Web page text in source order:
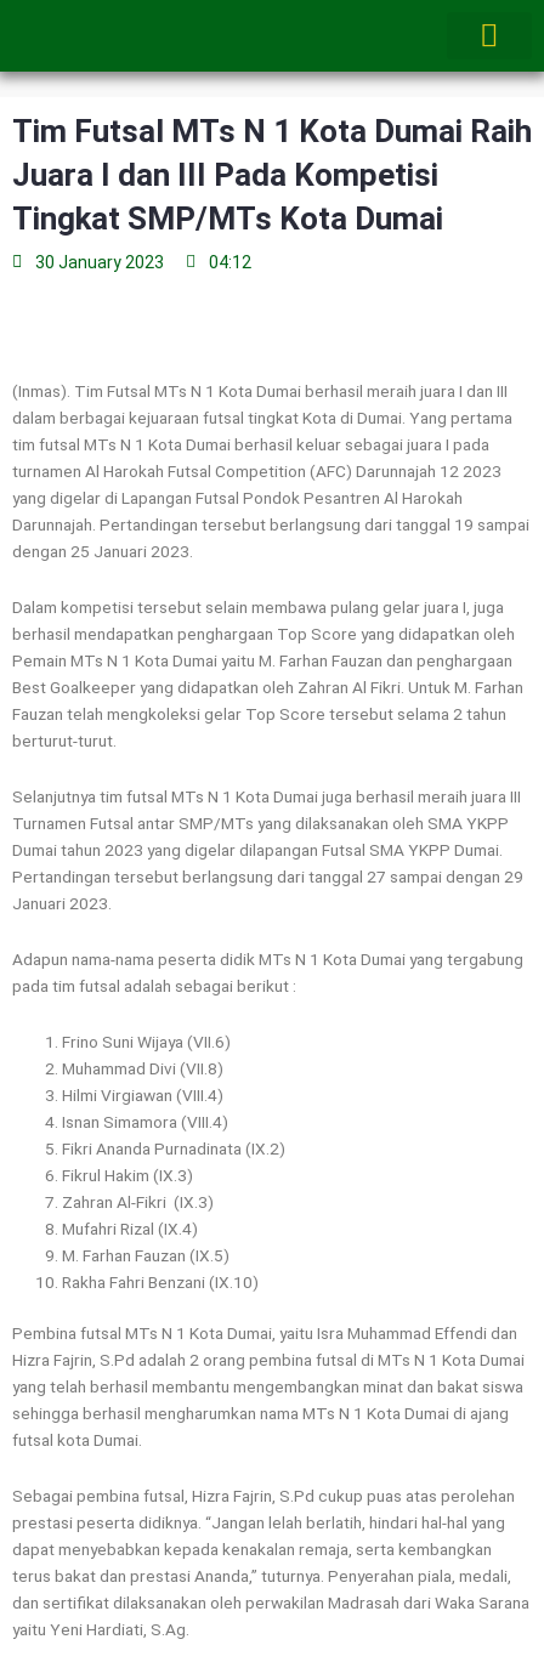
Tim Futsal MTs N 1 Kota Dumai Raih
Juara I dan III Pada Kompetisi
Tingkat SMP/MTs Kota Dumai
30 January 2023 04:12
(Inmas). Tim Futsal MTs N 1 Kota Dumai berhasil meraih juara I dan III
dalam berbagai kejuaraan futsal tingkat Kota di Dumai. Yang pertama
tim futsal MTs N 1 Kota Dumai berhasil keluar sebagai juara I pada
turnamen Al Harokah Futsal Competition (AFC) Darunnajah 12 2023
yang digelar di Lapangan Futsal Pondok Pesantren Al Harokah
Darunnajah. Pertandingan tersebut berlangsung dari tanggal 19 sampai
dengan 25 Januari 2023.
Dalam kompetisi tersebut selain membawa pulang gelar juara I, juga
berhasil mendapatkan penghargaan Top Score yang didapatkan oleh
Pemain MTs N 1 Kota Dumai yaitu M. Farhan Fauzan dan penghargaan
Best Goalkeeper yang didapatkan oleh Zahran Al Fikri. Untuk M. Farhan
Fauzan telah mengkoleksi gelar Top Score tersebut selama 2 tahun
berturut-turut.
Selanjutnya tim futsal MTs N 1 Kota Dumai juga berhasil meraih juara III
Turnamen Futsal antar SMP/MTs yang dilaksanakan oleh SMA YKPP
Dumai tahun 2023 yang digelar dilapangan Futsal SMA YKPP Dumai.
Pertandingan tersebut berlangsung dari tanggal 27 sampai dengan 29
Januari 2023.
Adapun nama-nama peserta didik MTs N 1 Kota Dumai yang tergabung
pada tim futsal adalah sebagai berikut :
Frino Suni Wijaya (VII.6)
Muhammad Divi (VII.8)
Hilmi Virgiawan (VIII.4)
Isnan Simamora (VIII.4)
Fikri Ananda Purnadinata (IX.2)
Fikrul Hakim (IX.3)
Zahran Al-Fikri (IX.3)
Mufahri Rizal (IX.4)
M. Farhan Fauzan (IX.5)
Rakha Fahri Benzani (IX.10)
Pembina futsal MTs N 1 Kota Dumai, yaitu Isra Muhammad Effendi dan
Hizra Fajrin, S.Pd adalah 2 orang pembina futsal di MTs N 1 Kota Dumai
yang telah berhasil membantu mengembangkan minat dan bakat siswa
sehingga berhasil mengharumkan nama MTs N 1 Kota Dumai di ajang
futsal kota Dumai.
Sebagai pembina futsal, Hizra Fajrin, S.Pd cukup puas atas perolehan
prestasi peserta didiknya. “Jangan lelah berlatih, hindari hal-hal yang
dapat menyebabkan kepada kenakalan remaja, serta kembangkan
terus bakat dan prestasi Ananda,” tuturnya. Penyerahan piala, medali,
dan sertifikat dilaksanakan oleh perwakilan Madrasah dari Waka Sarana
yaitu Yeni Hardiati, S.Ag.